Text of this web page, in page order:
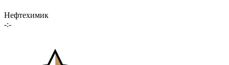
Нефтехимик
-:-